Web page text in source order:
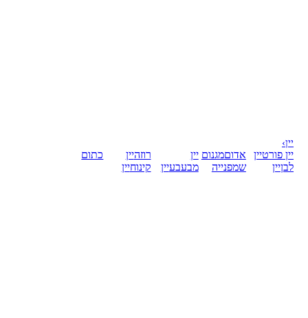
יין›
יין פורטיין
לבןיין
אדוםמגנום
שמפנייה
יין
מבעבעיין
רוזהיין
קינוחיין
כתום